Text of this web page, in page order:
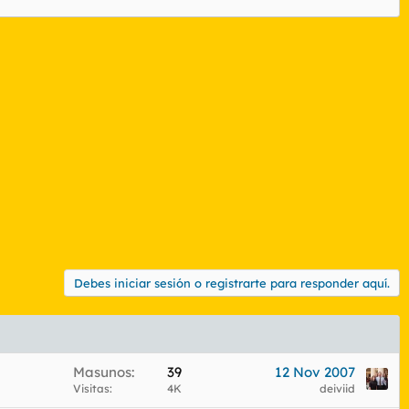
Debes iniciar sesión o registrarte para responder aquí.
Masunos 39
Visitas 4K
12 Nov 2007
deiviid